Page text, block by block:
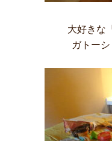
大好きな
ガトー